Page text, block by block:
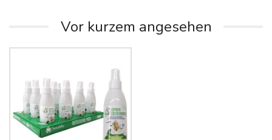
Vor kurzem angesehen